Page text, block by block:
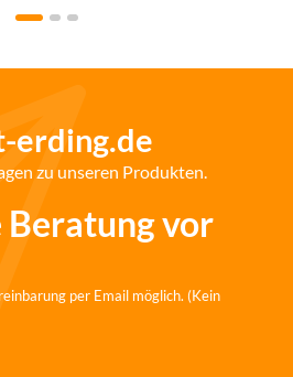
erding.de
zu unseren Produkten.
Beratung vor
per Email möglich. (Kein